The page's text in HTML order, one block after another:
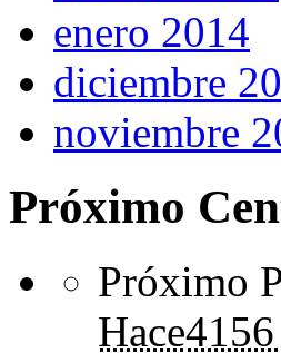
enero 2014
diciembre
noviembre
Próximo
Próximo
Hace